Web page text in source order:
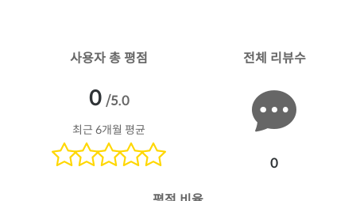
사용자 총 평점
0 /5.0
최근 6개월 평균
전체 리뷰수
0